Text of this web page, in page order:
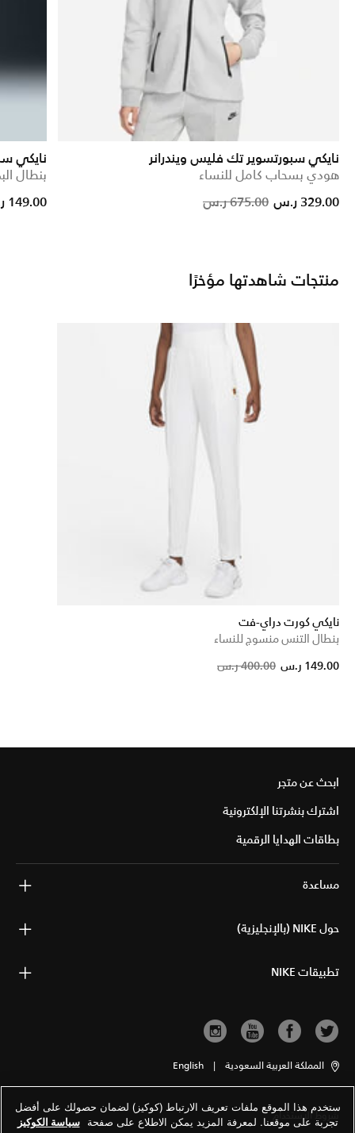
نايكي سبورتسوير تك فليس ويندرانر
هودي بسحاب كامل للنساء
Price reduced from
675.00 ر.س to 329.00 ر.س
نايكي
بنطال
149.00 ر.س
منتجات شاهدتها مؤخرًا
نايكي كورت دراي-فت
بنطال التنس منسوج للنساء
400.00 ر.س 149.00 ر.س
ابحث عن متجر
اشترك بنشرتنا الإلكترونية
بطاقات الهدايا الرقمية
مساعدة
حول NIKE (بالإنجليزية)
تطبيقات NIKE
المملكة العربية السعودية |
English
شروط الاستخدام
ستخدم هذا الموقع ملفات تعريف الارتباط (كوكيز) لضمان حصولك على أفضل
تجربة على موقعنا. لمعرفة المزيد يمكن الاطلاع على صفحة سياسة الكوكيز